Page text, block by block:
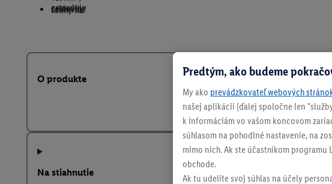
O produkte
Na stiahnutie
Predtým, ako budeme
My ako prevádzkovateľ webových
našej aplikácii (ďalej spoločne len
k informáciám vo vašom koncovom
súhlasom na pohodlné nastavenie, na
mimo nich. Ak ste účastníkom programu
obchode.
Ak tu udelíte svoj súhlas na účely